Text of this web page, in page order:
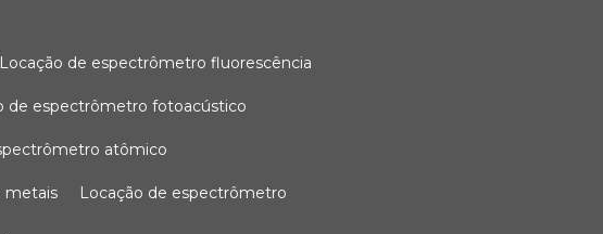
locação de espectrômetro fluorescência
de espectrômetro fotoacústico
atômico
metais locação de espectrômetro